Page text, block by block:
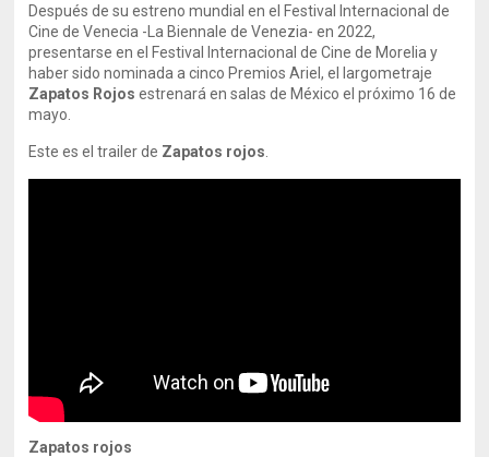
Después de su estreno mundial en el Festival Internacional de
Cine de Venecia -La Biennale de Venezia- en 2022,
presentarse en el Festival Internacional de Cine de Morelia y
haber sido nominada a cinco Premios Ariel, el largometraje
Zapatos Rojos estrenará en salas de México el próximo 16 de
mayo.
Este es el trailer de Zapatos rojos
Zapatos rojos